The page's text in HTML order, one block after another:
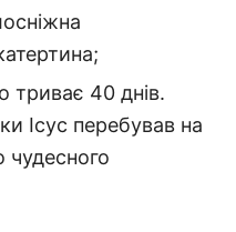
триває 40 днів.
Ісус перебував на
чудесного